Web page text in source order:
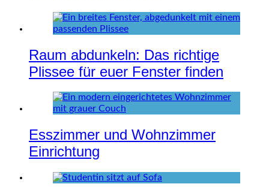
Raum abdunkeln: Das richtige
Plissee für euer Fenster finden
Esszimmer und Wohnzimmer
Einrichtung